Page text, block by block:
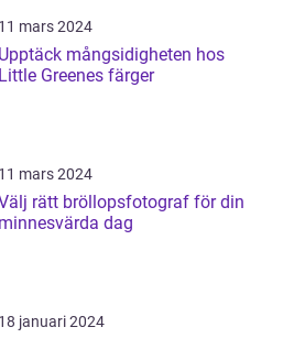
11 mars 2024
Upptäck mångsidigheten hos
Little Greenes färger
11 mars 2024
rätt bröllopsfotograf för din
minnesvärda dag
18 januari 2024